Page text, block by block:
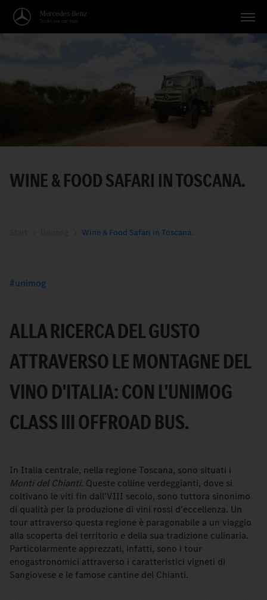
Italiano
WINE & FOOD SAFARI IN TOSCANA.
Wine & Food Safari in Toscana.
unimog
ALLA RICERCA DEL GUSTO
ATTRAVERSO LE MONTAGNE DEL
VINO D'ITALIA: CON L'UNIMOG
CLASS III OFFROAD BUS.
In Italia centrale, nella regione Toscana, sono situati i
Monti del Chianti. Queste colline verdeggianti, dove si
coltivano le viti fin dall'VIII secolo, sono tuttora sinonimo
di qualità per la produzione di vini rossi d'eccellenza. Un
tour attraverso questa regione è paragonabile a un viaggio
alla scoperta del territorio e della sua tradizione culinaria.
Particolarmente apprezzati, infatti, sono i tour
enogastronomici attraverso i caratteristici vigneti di
Sangiovese e le famose cantine del Chianti.